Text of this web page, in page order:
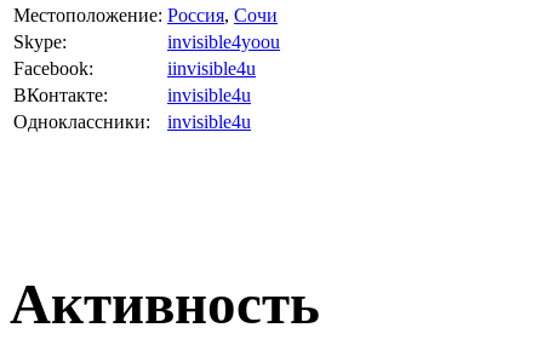
Местоположение: Россия, Сочи
Skype:
invisible4yoou
Facebook:
iinvisible4u
ВКонтакте:
invisible4u
Одноклассники:
invisible4u
Активность